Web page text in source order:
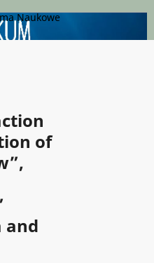
Naukowe
of
and